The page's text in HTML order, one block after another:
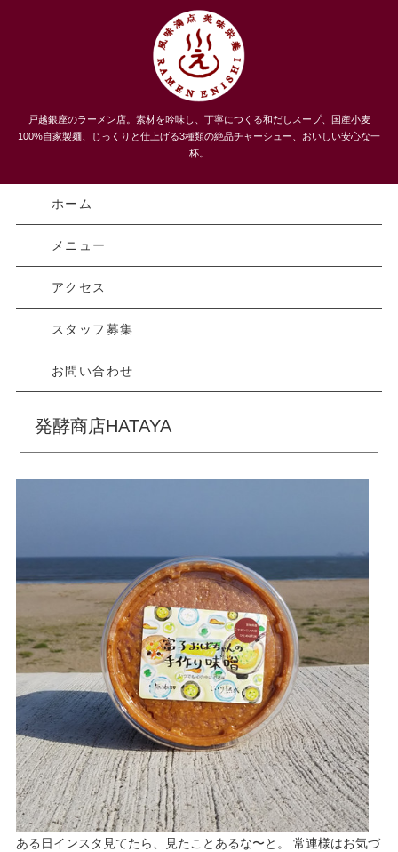
うまい！３種類のチャーシューメン、自家製麺 らーめんえにし
｜戸越｜品川区
戸越銀座のラーメン店。素材を吟味し、丁寧につくる和だしスープ、国産小麦
100%自家製麺、じっくりと仕上げる3種類の絶品チャーシュー、おいしい安心な一
杯。
ホーム
メニュー
アクセス
スタッフ募集
お問い合わせ
発酵商店HATAYA
ある日インスタ見てたら、見たことあるな〜と。 常連様はお気づ